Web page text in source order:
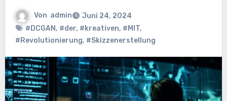
Von admin
Juni 24, 2024
#DCGAN, #der, #kreativen, #MIT,
#Revolutionierung, #Skizzenerstellung